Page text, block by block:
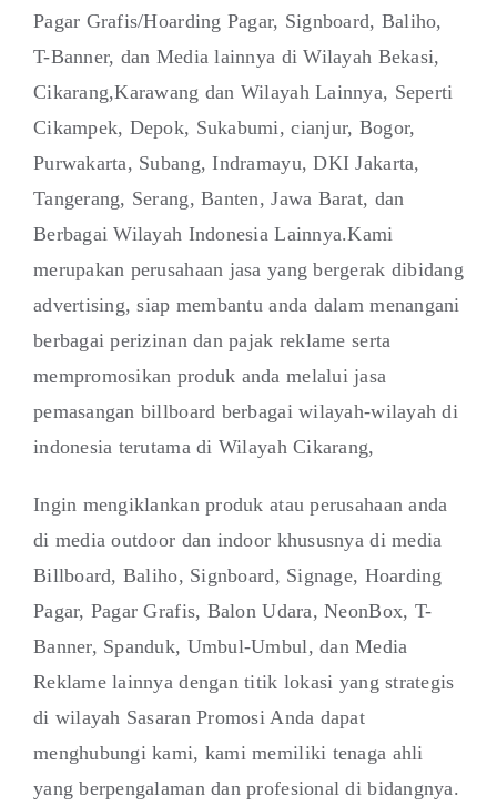
Pagar Grafis/Hoarding Pagar, Signboard, Baliho,
T-Banner, dan Media lainnya di Wilayah Bekasi,
Cikarang,Karawang dan Wilayah Lainnya, Seperti
Cikampek, Depok, Sukabumi, cianjur, Bogor,
Purwakarta, Subang, Indramayu, DKI Jakarta,
Tangerang, Serang, Banten, Jawa Barat, dan
Berbagai Wilayah Indonesia Lainnya.Kami
merupakan perusahaan jasa yang bergerak dibidang
advertising, siap membantu anda dalam menangani
berbagai perizinan dan pajak reklame serta
mempromosikan produk anda melalui jasa
pemasangan billboard berbagai wilayah-wilayah di
indonesia terutama di Wilayah Cikarang,
Ingin mengiklankan produk atau perusahaan anda
di media outdoor dan indoor khususnya di media
Billboard, Baliho, Signboard, Signage, Hoarding
Pagar, Pagar Grafis, Balon Udara, NeonBox, T-
Banner, Spanduk, Umbul-Umbul, dan Media
Reklame lainnya dengan titik lokasi yang strategis
di wilayah Sasaran Promosi Anda dapat
menghubungi kami, kami memiliki tenaga ahli
yang berpengalaman dan profesional di bidangnya.